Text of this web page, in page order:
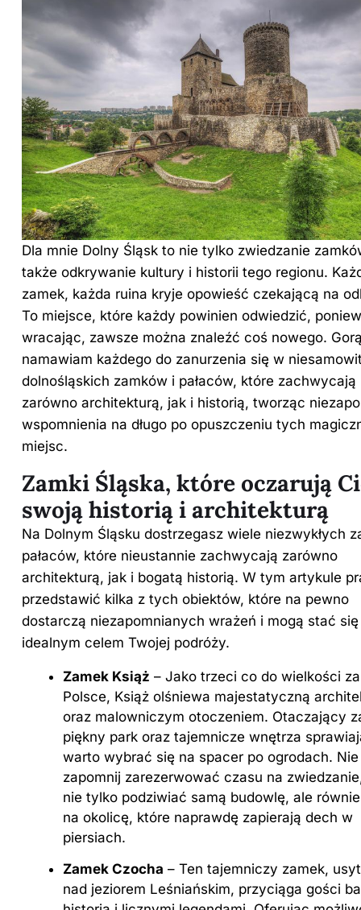
Dla mnie Dolny Śląsk to nie tylko zwiedzanie
także odkrywanie kultury i historii tego regionu.
zamek, każda ruina kryje opowieść czekającą na
To miejsce, które każdy powinien odwiedzić,
wracając, zawsze można znaleźć coś nowego.
namawiam każdego do zanurzenia się w
dolnośląskich zamków i pałaców, które zachwycają
zarówno architekturą, jak i historią, tworząc
wspomnienia na długo po opuszczeniu tych
miejsc.
Zamki Śląska, które oczarują
swoją historią i architekturą
Na Dolnym Śląsku dostrzegasz wiele niezwykłych
pałaców, które nieustannie zachwycają zarówno
architekturą, jak i bogatą historią. W tym artykule
przedstawić kilka z tych obiektów, które na pewno
dostarczą niezapomnianych wrażeń i mogą stać się
idealnym celem Twojej podróży.
Zamek Książ – Jako trzeci co do wielkości
Polsce, Książ olśniewa majestatyczną
oraz malowniczym otoczeniem. Otaczający
piękny park oraz tajemnicze wnętrza
warto wybrać się na spacer po ogrodach. Nie
zapomnij zarezerwować czasu na
nie tylko podziwiać samą budowlę, ale
na okolicę, które naprawdę zapierają dech w
piersiach.
Zamek Czocha – Ten tajemniczy zamek,
nad jeziorem Leśniańskim, przyciąga gości